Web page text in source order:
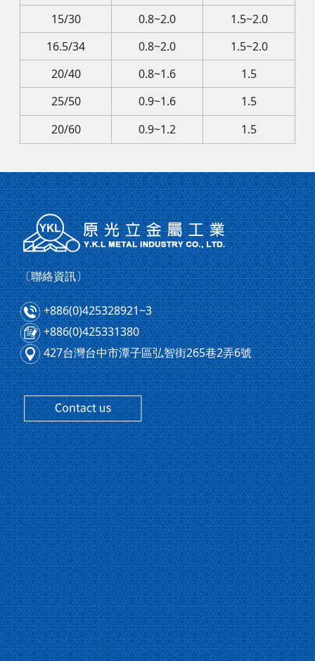
15/30
0.8~2.0
1.5~2.0
16.5/34
0.8~2.0
1.5~2.0
20/40
0.8~1.6
1.5
25/50
0.9~1.6
1.5
20/60
0.9~1.2 1.5
〔聯絡資訊〕
+886(0)425328921~3
+886(0)425331380
427台灣台中市潭子區弘智街265巷2弄6號